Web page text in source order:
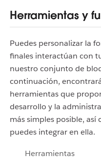
Herramientas y
Puedes personalizar la
finales interactúan con
nuestro conjunto de
continuación,
herramientas que
desarrollo y la
más simples posible,
puedes integrar en ella.
Herramientas